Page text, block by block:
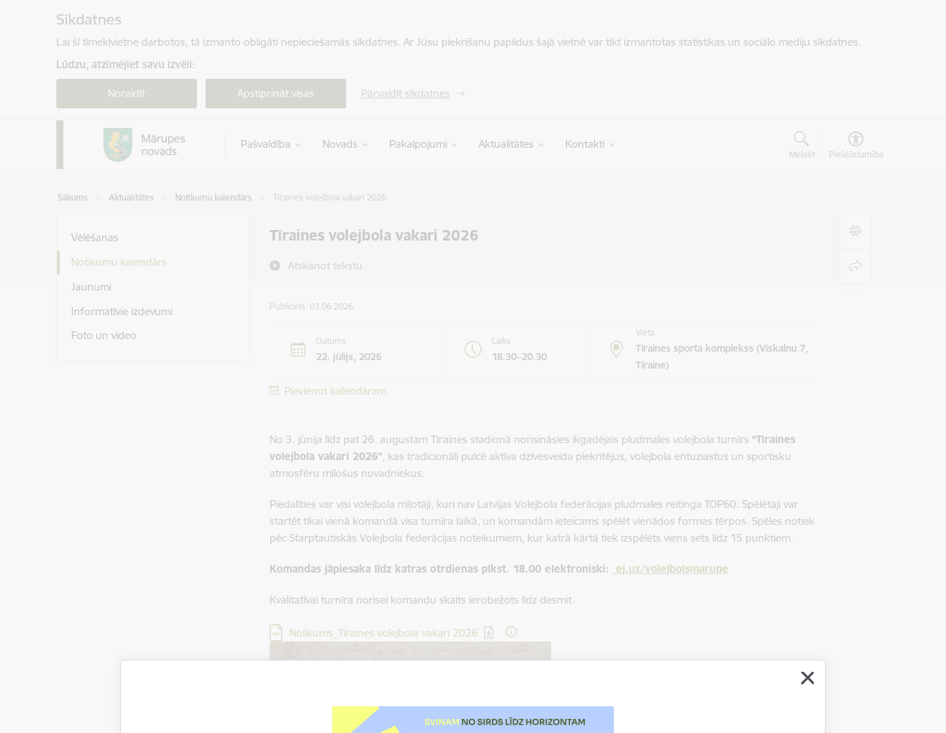
Sīkdatnes
Lai šī tīmekļvietne darbotos, tā izmanto obligāti nepieciešamās sīkdatnes. Ar Jūsu piekrišanu papildus šajā vietnē var tikt izmantotas statistikas un sociālo mediju sīkdatnes.
Lūdzu, atzīmējiet savu izvēli:
Noraidīt Apstiprināt visas Pārvaldīt sīkdatnes
Pašvaldība Novads Pakalpojumi Aktualitātes Kontakti
Meklēt Piekļūstamība
Sākums Aktualitātes Notikumu kalendārs Tīraines volejbola vakari 2026
Tīraines volejbola vakari 2026
Atskaņot tekstu
Vēlēšanas
Notikumu kalendārs
Jaunumi
Informatīvie izdevumi
Foto un video
Publicēts: 03.06.2026.
Datums
22. jūlijs, 2026
Laiks
18.30–20.30
Vieta
Tīraines sporta komplekss (Viskalnu 7,
Tīraine)
Pievienot kalendāram
No 3. jūnija līdz pat 26. augustam Tīraines stadionā norisināsies ikgadējais pludmales volejbola turnīrs “Tīraines
volejbola vakari 2026”, kas tradicionāli pulcē aktīva dzīvesveida piekritējus, volejbola entuziastus un sportisku
atmosfēru mīlošus novadniekus.
Piedalīties var visi volejbola mīļotāji, kuri nav Latvijas Volejbola federācijas pludmales reitinga TOP60. Spēlētāji var
startēt tikai vienā komandā visa turnīra laikā, un komandām ieteicams spēlēt vienādos formas tērpos. Spēles notiek
pēc Starptautiskās Volejbola federācijas noteikumiem, kur katrā kārtā tiek izspēlēts viens sets līdz 15 punktiem.
Komandas jāpiesaka līdz katras otrdienas plkst. 18.00 elektroniski: ej.uz/volejbolsmarupe
Kvalitatīvai turnīra norisei komandu skaits ierobežots līdz desmit.
Lejupielādēt:
Nolikums_Tīraines volejbola vakari 2026